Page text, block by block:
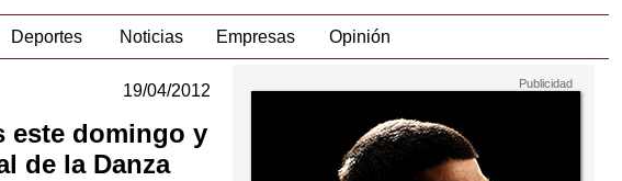
Deportes Noticias Empresas Opinión
19/04/2012
este domingo y
de la Danza